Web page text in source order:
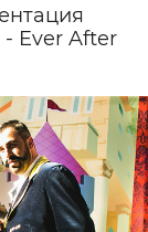
Ever After